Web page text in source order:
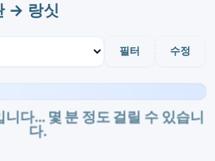
→ 랑싯
필터 수정
다… 몇 분 정도 걸릴 수 있습니
다.